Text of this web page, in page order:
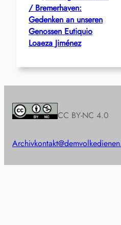
/ Bremerhaven:
Gedenken an unseren
Genossen Eutiquio
Loaeza Jiménez
CC BY-NC 4.0
Archiv